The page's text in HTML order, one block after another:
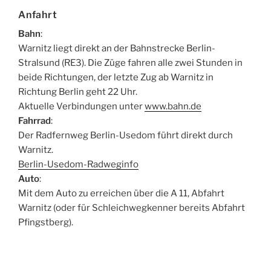
Anfahrt
Bahn:
Warnitz liegt direkt an der Bahnstrecke Berlin-
Stralsund (RE3). Die Züge fahren alle zwei Stunden in
beide Richtungen, der letzte Zug ab Warnitz in
Richtung Berlin geht 22 Uhr.
Aktuelle Verbindungen unterwww.bahn.de
Fahrrad:
Der Radfernweg Berlin-Usedom führt direkt durch
Warnitz.
Berlin-Usedom-Radweginfo
Auto:
Mit dem Auto zu erreichen über die A 11, Abfahrt
Warnitz (oder für Schleichwegkenner bereits Abfahrt
Pfingstberg).